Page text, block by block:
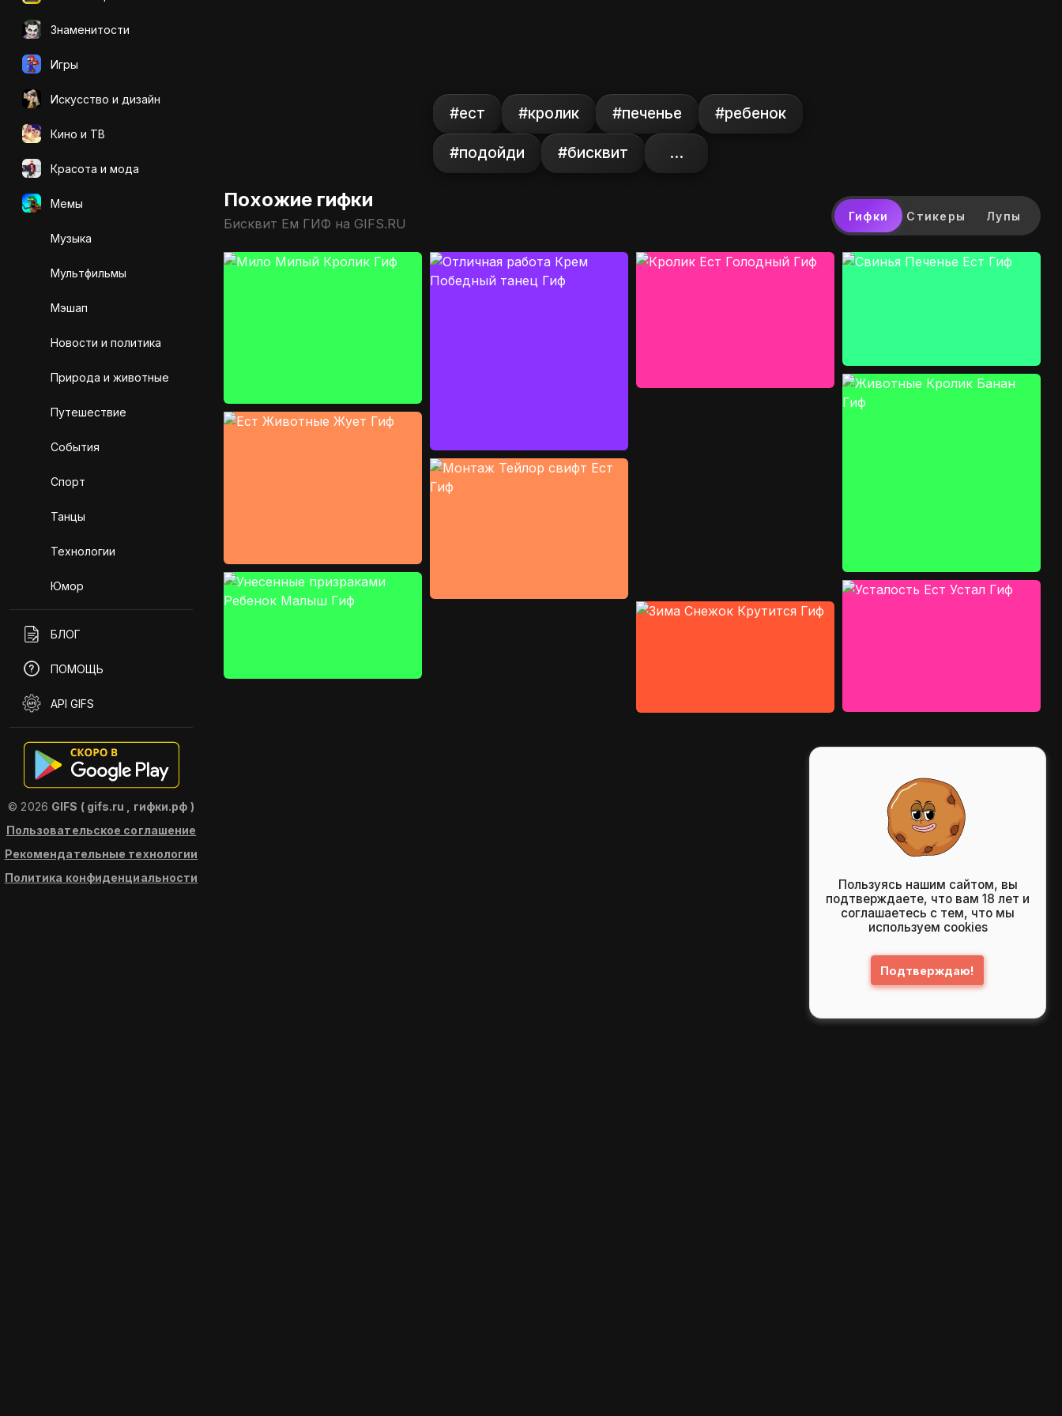
Знаменитости
Игры
Искусcтво и дизайн
Кино и ТВ
Красота и мода
Мемы
Музыка
Мультфильмы
Мэшап
Новости и политика
Природа и животные
Путешествие
События
Спорт
Танцы
Технологии
Юмор
БЛОГ
ПОМОЩЬ
API GIFS
© 2026 GIFS ( gifs.ru , гифки.рф )
Пользовательское соглашение
Рекомендательные технологии
Политика конфиденциальности
#ест #кролик #печенье #ребенок
#подойди #бисквит ...
Похожие гифки
Бисквит Ем ГИФ на GIFS.RU Гифки Стикеры Лупы
Пользуясь нашим сайтом, вы
подтверждаете, что вам 18 лет и
соглашаетесь с тем, что мы
используем cookies
Подтверждаю!